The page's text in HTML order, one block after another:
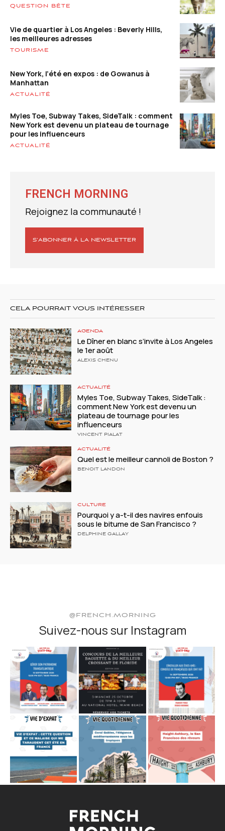
QUESTION BÊTE
Vie de quartier à Los Angeles : Beverly Hills,
les meilleures adresses
TOURISME
New York, l’été en expos : de Gowanus à
Manhattan
ACTUALITÉ
Myles Toe, Subway Takes, SideTalk : comment
New York est devenu un plateau de tournage
pour les influenceurs
ACTUALITÉ
FRENCH MORNING
Rejoignez la communauté !
S’ABONNER À LA NEWSLETTER
CELA POURRAIT VOUS INTÉRESSER
AGENDA
Le Dîner en blanc s’invite à Los Angeles
le 1er août
ALEXIS CHENU
ACTUALITÉ
Myles Toe, Subway Takes, SideTalk :
comment New York est devenu un
plateau de tournage pour les
influenceurs
VINCENT PIALAT
ACTUALITÉ
Quel est le meilleur cannoli de Boston ?
BENOIT LANDON
CULTURE
Pourquoi y a-t-il des navires enfouis
sous le bitume de San Francisco ?
DELPHINE GALLAY
@FRENCH.MORNING
Suivez-nous sur Instagram